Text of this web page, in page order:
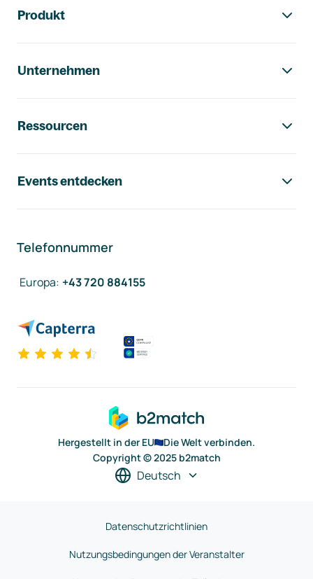
Produkt
Unternehmen
Ressourcen
Events entdecken
Telefonnummer
Europa: +43 720 884155
Hergestellt in der EU
Die Welt verbinden.
Copyright © 2025 b2match
Deutsch
Datenschutzrichtlinien
Nutzungsbedingungen der Veranstalter